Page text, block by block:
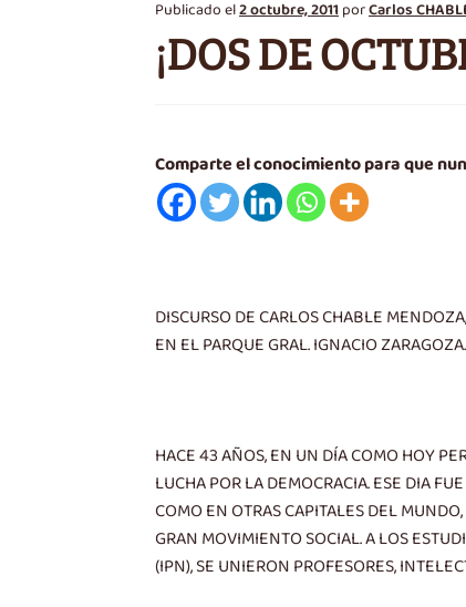
Publicado el2 octubre, 2011porCarlos
¡DOS DE
Comparte el conocimiento para que
DISCURSO DE CARLOS CHABLE
EN EL PARQUE GRAL. IGNACIO ZARAGOZA.
HACE 43 AÑOS, EN UN DÍA COMO HOY
LUCHA POR LA DEMOCRACIA. ESE DIA
COMO EN OTRAS CAPITALES DEL
GRAN MOVIMIENTO SOCIAL. A LOS
(IPN), SE UNIERON PROFESORES,